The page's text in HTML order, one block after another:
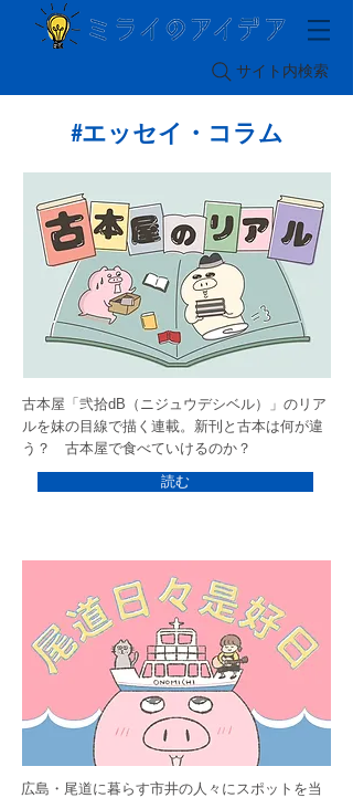
サイト内検索
#エッセイ・コラム
古本屋「弐拾dB（ニジュウデシベル）」のリア
ルを妹の目線で描く連載。新刊と古本は何が違
う？ 古本屋で食べていけるのか？
読む
広島・尾道に暮らす市井の人々にスポットを当